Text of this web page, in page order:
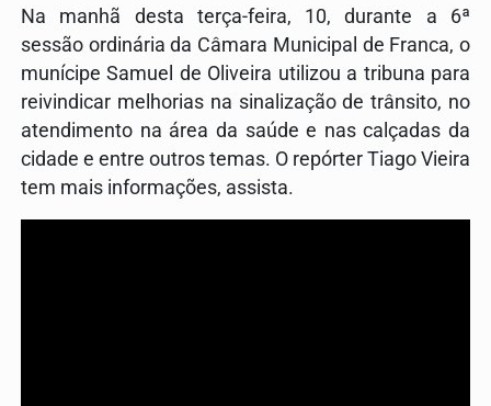
Na manhã desta terça-feira, 10, durante a 6ª
sessão ordinária da Câmara Municipal de Franca, o
munícipe Samuel de Oliveira utilizou a tribuna para
reivindicar melhorias na sinalização de trânsito, no
atendimento na área da saúde e nas calçadas da
cidade e entre outros temas. O repórter Tiago Vieira
tem mais informações, assista.